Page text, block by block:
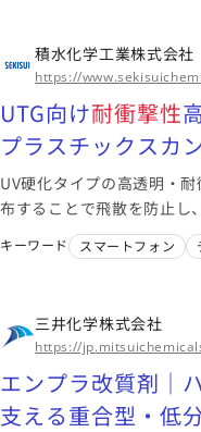
積水化学工業株式会社
https://
UTG向け耐衝撃性
プラスチックスカ
UV硬化タイプの高透明・
布することで飛散を防止し
キーワード スマートフォン
三井化学株式会社
https://
エンプラ改質剤｜
支える重合型・低